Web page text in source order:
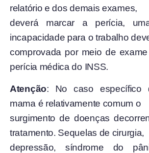
relatório e dos demais exames,
deverá marcar a perícia,
incapacidade para o trabalho
comprovada por meio de
perícia médica do INSS.
Atenção: No caso específico
mama é relativamente comum o
surgimento de doenças
tratamento. Sequelas de cirurgia,
depressão, síndrome do